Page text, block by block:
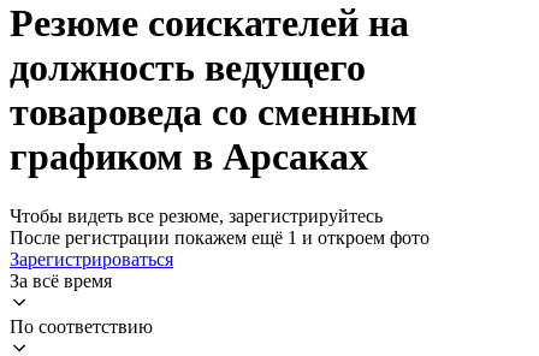
Резюме соискателей на
должность ведущего
товароведа со сменным
графиком в Арсаках
Чтобы видеть все резюме, зарегистрируйтесь
После регистрации покажем ещё 1 и откроем фото
Зарегистрироваться
За всё время
По соответствию